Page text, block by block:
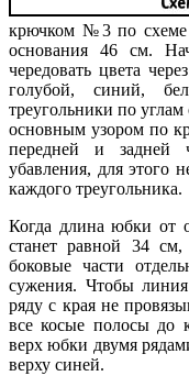
крючком №3 по схеме
основания 46 см.
чередовать цвета
голубой, синий,
треугольники по
основным узором по
передней и задней
убавления, для этого
каждого треугольника.
Когда длина юбки от
станет равной 34
боковые части
сужения. Чтобы
ряду с края не
все косые полосы до
верх юбки двумя
верху синей.